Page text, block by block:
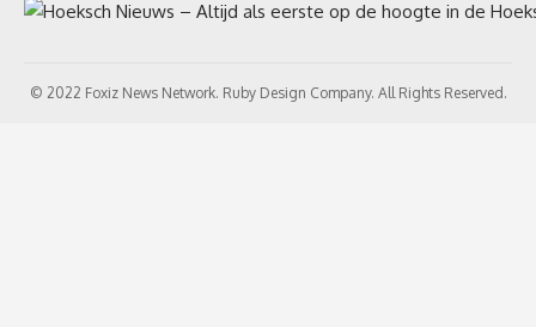
© 2022 Foxiz News Network. Ruby Design Company. All Rights Reserved.